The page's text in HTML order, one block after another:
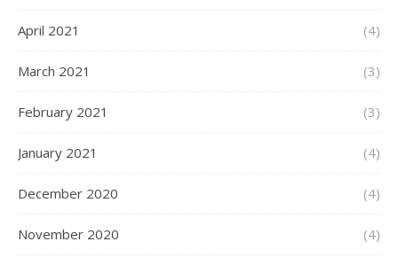
April 2021 (4)
March 2021 (3)
February 2021 (3)
January 2021 (4)
December 2020 (4)
November 2020 (4)